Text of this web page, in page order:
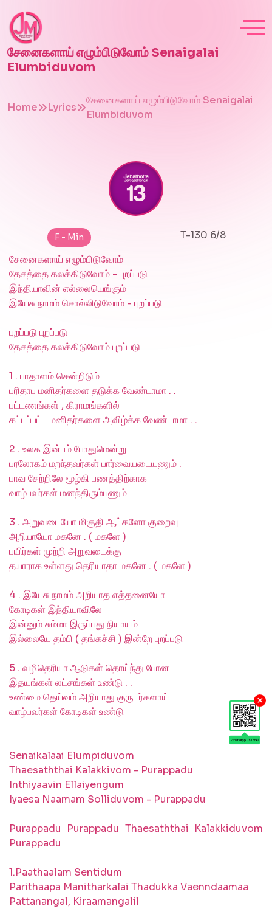
×
சேனைகளாய் எழும்பிடுவோம் Senaigalai
Elumbiduvom
Home Lyrics
சேனைகளாய் எழும்பிடுவோம் Senaigalai
Elumbiduvom
F - Min
T-130 6/8
சேனைகளாய் எழும்பிடுவோம்
தேசத்தை கலக்கிடுவோம் - புறப்படு
இந்தியாவின் எல்லையெங்கும்
இயேசு நாமம் சொல்லிடுவோம் - புறப்படு
புறப்படு புறப்படு
தேசத்தை கலக்கிடுவோம் புறப்படு
1 . பாதாளம் சென்றிடும்
பரிதாப மனிதர்களை தடுக்க வேண்டாமா . .
பட்டணங்கள் , கிராமங்களில்
கட்டப்பட்ட மனிதர்களை அவிழ்க்க வேண்டாமா . .
2 . உலக இன்பம் போதுமென்று
பரலோகம் மறந்தவர்கள் பார்வையடையணும் .
பாவ சேற்றிலே மூழ்கி பணத்திற்காக
வாழ்பவர்கள் மனந்திரும்பணும்
3 . அறுவடையோ மிகுதி ஆட்களோ குறைவு
அறியாயோ மகனே . ( மகளே )
பயிர்கள் முற்றி அறுவடைக்கு
தயாராக உள்ளது தெரியாதா மகனே . ( மகளே )
4 . இயேசு நாமம் அறியாத எத்தனையோ
கோடிகள் இந்தியாவிலே
இன்னும் சும்மா இருப்பது நியாயம்
இல்லையே தம்பி ( தங்கச்சி ) இன்றே புறப்படு
5 . வழிதெரியா ஆடுகள் தொய்ந்து போன
இதயங்கள் லட்சங்கள் உண்டு . .
உண்மை தெய்வம் அறியாது குருடர்களாய்
வாழ்பவர்கள் கோடிகள் உண்டு
Senaikalaai Elumpiduvom
Thaesaththai Kalakkivom - Purappadu
Inthiyaavin Ellaiyengum
Iyaesa Naamam Solliduvom - Purappadu
Purappadu Purappadu Thaesaththai Kalakkiduvom
Purappadu
1.Paathaalam Sentidum
Parithaapa Manitharkalai Thadukka Vaenndaamaa
Pattanangal, Kiraamangalil